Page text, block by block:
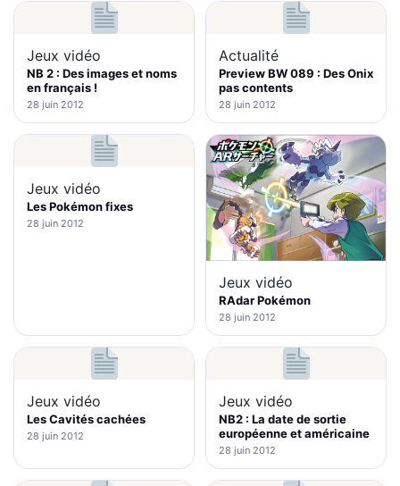
Jeux vidéo
NB 2 : Des images et noms
en français !
28 juin 2012
Actualité
Preview BW 089 : Des Onix
pas contents
28 juin 2012
Jeux vidéo
Les Pokémon fixes
28 juin 2012
Jeux vidéo
RAdar Pokémon
28 juin 2012
Jeux vidéo
Les Cavités cachées
28 juin 2012
Jeux vidéo
NB2 : La date de sortie
européenne et américaine
28 juin 2012